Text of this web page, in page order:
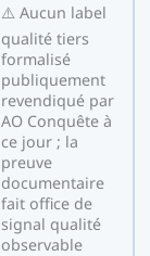
⚠️ Aucun label
qualité tiers
formalisé
publiquement
revendiqué par
AO Conquête à
ce jour ; la
preuve
documentaire
fait office de
signal qualité
observable